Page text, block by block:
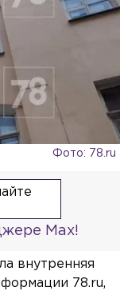
Фото: 78.ru
Max!
внутренняя
78.ru,